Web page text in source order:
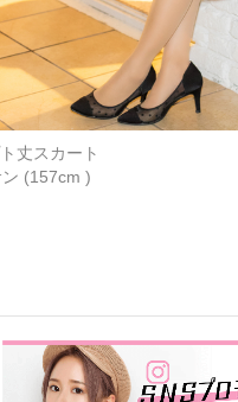
丈スカート
(157cm )